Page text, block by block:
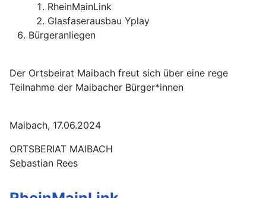
RheinMainLink
Glasfaserausbau Yplay
Bürgeranliegen
Der Ortsbeirat Maibach freut sich über eine rege
Teilnahme der Maibacher Bürger*innen
Maibach, 17.06.2024
ORTSBERIAT MAIBACH
Sebastian Rees